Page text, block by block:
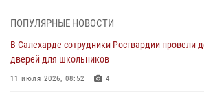
03 августа 2026, 07:21 2
Генерал-полковник Юрий Аверин выступил на
молодёжном образовательном форуме
03 августа 2026, 06:54
ПОПУЛЯРНЫЕ НОВОСТИ
В Салехарде сотрудники Росгвардии провели
дверей для школьников
11 июля 2026, 08:52 4